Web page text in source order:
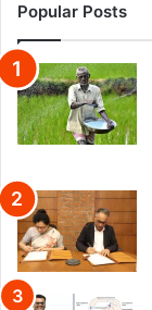
Popular Posts